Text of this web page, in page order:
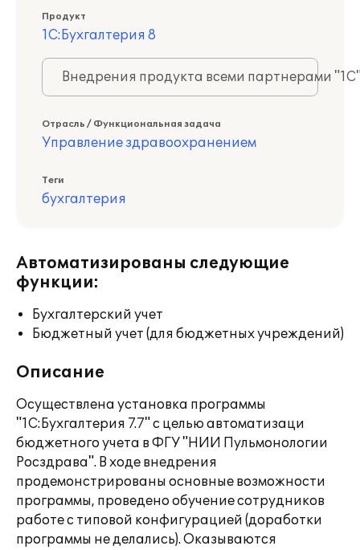
Продукт
1С:Бухгалтерия 8
Внедрения продукта всеми партнерами
Отрасль / Функциональная задача
Управление здравоохранением
Теги
бухгалтерия
Автоматизированы следующие
функции:
Бухгалтерский учет
Бюджетный учет (для бюджетных учреждений)
Описание
Осуществлена установка программы
"1C:Бухгалтерия 7.7" с целью автоматизаци
бюджетного учета в ФГУ "НИИ Пульмонологии
Росздрава". В ходе внедрения
продемонстрированы основные возможности
программы, проведено обучение сотрудников
работе с типовой конфигурацией (доработки
программы не делались). Оказываются